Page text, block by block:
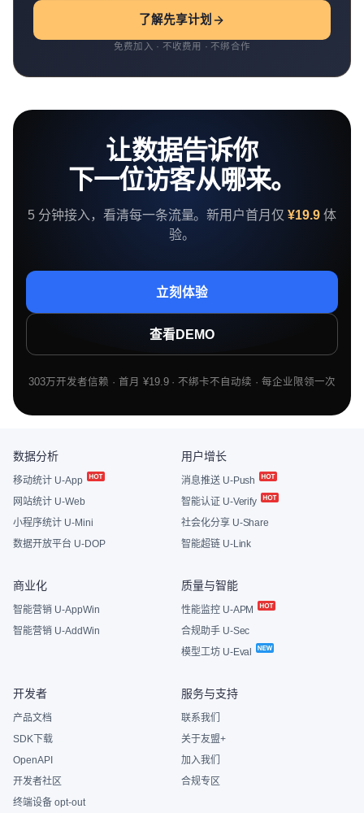
了解先享计划
免费加入 · 不收费用 · 不绑合作
让数据告诉你
下一位访客从哪来。
5 分钟接入，看清每一条流量。新用户首月仅¥19.9 体
验。
立刻体验
查看DEMO
303万开发者信赖 · 首月 ¥19.9 · 不绑卡不自动续 · 每企业限领一次
数据分析
移动统计 U-App
网站统计 U-Web
小程序统计 U-Mini
数据开放平台 U-DOP
用户增长
消息推送 U-Push
智能认证 U-Verify
社会化分享 U-Share
智能超链 U-Link
商业化
智能营销 U-AppWin
智能营销 U-AddWin
质量与智能
性能监控 U-APM
合规助手 U-Sec
模型工坊 U-Eval
开发者
产品文档
SDK下载
OpenAPI
开发者社区
终端设备 opt-out
服务与支持
联系我们
关于友盟+
加入我们
合规专区